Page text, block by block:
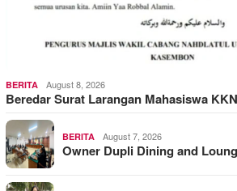
BERITA August 8, 2026
Beredar Surat Larangan Mahasiswa
BERITA August 7, 2026
Owner Dupli Dining and